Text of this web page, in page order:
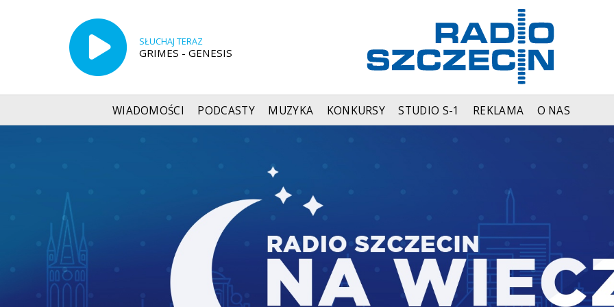
SŁUCHAJ TERAZ
GRIMES - GENESIS
WIADOMOŚCI PODCASTY MUZYKA KONKURSY STUDIO S-1 REKLAMA O NAS